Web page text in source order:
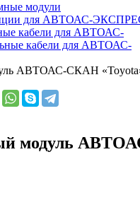
модули
для АВТОАС-
кабели для АВТОАС-
кабели для АВТОАС-
АВТОАС-СКАН
модуль